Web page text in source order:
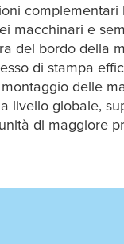
macchinari e
del bordo della
di stampa
delle
livello globale,
di maggiore